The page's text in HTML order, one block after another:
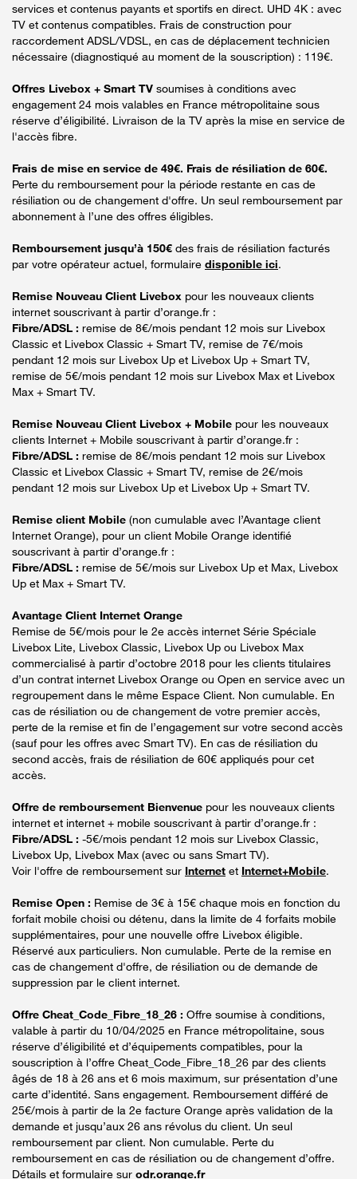
services et contenus payants et sportifs en direct. UHD 4K : avec
TV et contenus compatibles. Frais de construction pour
raccordement ADSL/VDSL, en cas de déplacement technicien
nécessaire (diagnostiqué au moment de la souscription) : 119€.
Offres Livebox + Smart TV soumises à conditions avec
engagement 24 mois valables en France métropolitaine sous
réserve d’éligibilité. Livraison de la TV après la mise en service de
l'accès fibre.
Frais de mise en service de 49€. Frais de résiliation de 60€.
Perte du remboursement pour la période restante en cas de
résiliation ou de changement d'offre. Un seul remboursement par
abonnement à l’une des offres éligibles.
Remboursement jusqu’à 150€ des frais de résiliation facturés
par votre opérateur actuel, formulaire disponible ici.
Remise Nouveau Client Livebox pour les nouveaux clients
internet souscrivant à partir d’orange.fr :
Fibre/ADSL : remise de 8€/mois pendant 12 mois sur Livebox
Classic et Livebox Classic + Smart TV, remise de 7€/mois
pendant 12 mois sur Livebox Up et Livebox Up + Smart TV,
remise de 5€/mois pendant 12 mois sur Livebox Max et Livebox
Max + Smart TV.
Remise Nouveau Client Livebox + Mobile pour les nouveaux
clients Internet + Mobile souscrivant à partir d’orange.fr :
Fibre/ADSL : remise de 8€/mois pendant 12 mois sur Livebox
Classic et Livebox Classic + Smart TV, remise de 2€/mois
pendant 12 mois sur Livebox Up et Livebox Up + Smart TV.
Remise client Mobile (non cumulable avec l’Avantage client
Internet Orange), pour un client Mobile Orange identifié
souscrivant à partir d’orange.fr :
Fibre/ADSL : remise de 5€/mois sur Livebox Up et Max, Livebox
Up et Max + Smart TV.
Avantage Client Internet Orange
Remise de 5€/mois pour le 2e accès internet Série Spéciale
Livebox Lite, Livebox Classic, Livebox Up ou Livebox Max
commercialisé à partir d’octobre 2018 pour les clients titulaires
d’un contrat internet Livebox Orange ou Open en service avec un
regroupement dans le même Espace Client. Non cumulable. En
cas de résiliation ou de changement de votre premier accès,
perte de la remise et fin de l’engagement sur votre second accès
(sauf pour les offres avec Smart TV). En cas de résiliation du
second accès, frais de résiliation de 60€ appliqués pour cet
accès.
Offre de remboursement Bienvenue pour les nouveaux clients
internet et internet + mobile souscrivant à partir d’orange.fr :
Fibre/ADSL : -5€/mois pendant 12 mois sur Livebox Classic,
Livebox Up, Livebox Max (avec ou sans Smart TV).
Voir l'offre de remboursement sur Internet et Internet+Mobile.
Remise Open : Remise de 3€ à 15€ chaque mois en fonction du
forfait mobile choisi ou détenu, dans la limite de 4 forfaits mobile
supplémentaires, pour une nouvelle offre Livebox éligible.
Réservé aux particuliers. Non cumulable. Perte de la remise en
cas de changement d'offre, de résiliation ou de demande de
suppression par le client internet.
Offre Cheat_Code_Fibre_18_26 : Offre soumise à conditions,
valable à partir du 10/04/2025 en France métropolitaine, sous
réserve d’éligibilité et d’équipements compatibles, pour la
souscription à l’offre Cheat_Code_Fibre_18_26 par des clients
âgés de 18 à 26 ans et 6 mois maximum, sur présentation d’une
carte d’identité. Sans engagement. Remboursement différé de
25€/mois à partir de la 2e facture Orange après validation de la
demande et jusqu’aux 26 ans révolus du client. Un seul
remboursement par client. Non cumulable. Perte du
remboursement en cas de résiliation ou de changement d’offre.
Détails et formulaire sur odr.orange.fr